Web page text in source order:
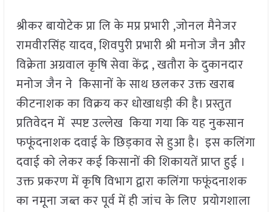
श्रीकर बायोटेक प्रा लि के मप्र प्रभारी ,जोनल मैनेजर
रामवीरसिंह यादव, शिवपुरी प्रभारी श्री मनोज जैन और
विक्रेता अग्रवाल कृषि सेवा केंद्र , खतौरा के दुकानदार
मनोज जैन ने किसानों के साथ छलकर उक्त खराब
कीटनाशक का विक्रय कर धोखाधड़ी की है। प्रस्तुत
प्रतिवेदन में स्पष्ट उल्लेख किया गया कि यह नुकसान
फफूंदनाशक दवाई के छिड़काव से हुआ है। इस कलिंगा
दवाई को लेकर कई किसानों की शिकायतें प्राप्त हुई ।
उक्त प्रकरण में कृषि विभाग द्वारा कलिंगा फफूंदनाशक
का नमूना जब्त कर पूर्व में ही जांच के लिए प्रयोगशाला